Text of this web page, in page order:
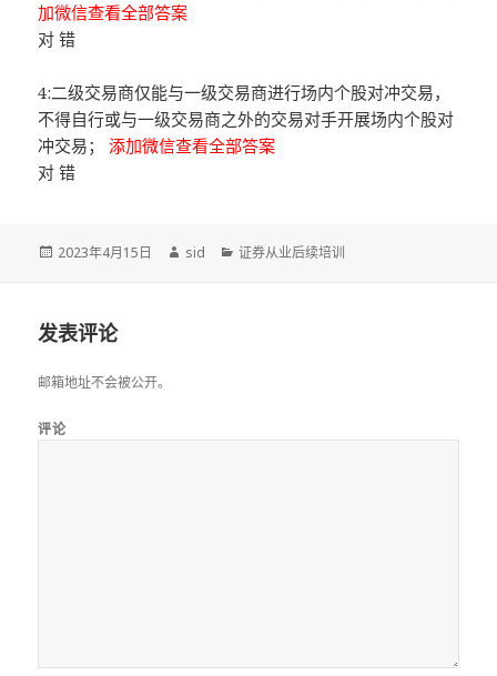
加微信查看全部答案
对 错
4:二级交易商仅能与一级交易商进行场内个股对冲交易，
不得自行或与一级交易商之外的交易对手开展场内个股对
冲交易；添加微信查看全部答案
对 错
发
2023年4月15日
作
sid
分
证券从业后续培训
发表评论
邮箱地址不会被公开。
评论